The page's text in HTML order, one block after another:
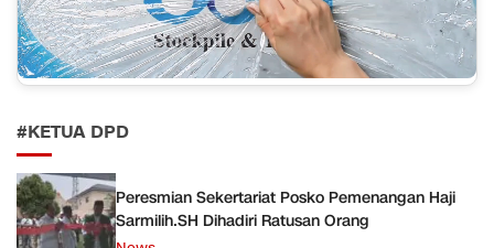
#KETUA DPD
Peresmian Sekertariat Posko Pemenangan Haji
Sarmilih.SH Dihadiri Ratusan Orang